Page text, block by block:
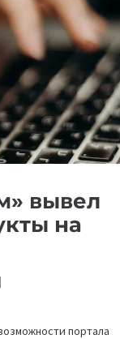
вывел
на
портала